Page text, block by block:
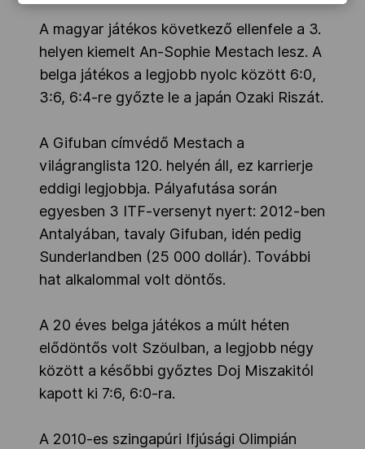
A magyar játékos következő ellenfele a 3.
helyen kiemelt An-Sophie Mestach lesz. A
belga játékos a legjobb nyolc között 6:0,
3:6, 6:4-re győzte le a japán Ozaki Riszát.
A Gifuban címvédő Mestach a
világranglista 120. helyén áll, ez karrierje
eddigi legjobbja. Pályafutása során
egyesben 3 ITF-versenyt nyert: 2012-ben
Antalyában, tavaly Gifuban, idén pedig
Sunderlandben (25 000 dollár). További
hat alkalommal volt döntős.
A 20 éves belga játékos a múlt héten
elődöntős volt Szöulban, a legjobb négy
között a későbbi győztes Doj Miszakitól
kapott ki 7:6, 6:0-ra.
A 2010-es szingapúri Ifjúsági Olimpián